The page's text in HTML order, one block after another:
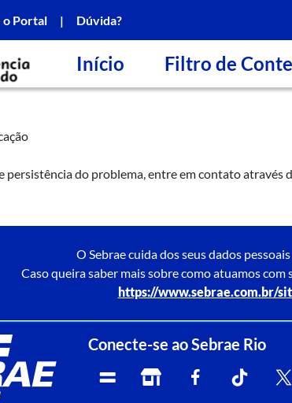
o Portal | Dúvida?
Início Filtro de
persistência do problema, entre em contato através
O Sebrae cuida dos seus dados
Caso queira saber mais sobre como atuamos com
https://www.sebrae.com.br/
Conecte-se ao Sebrae Rio